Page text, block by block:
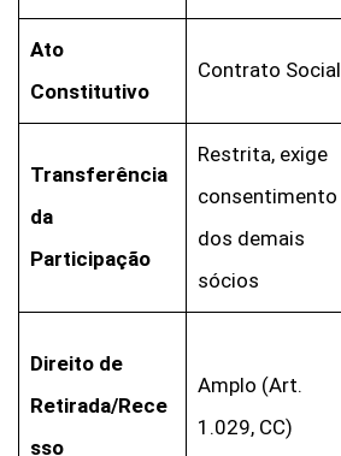
Ato
Constitutivo
Contrato Social
Transferência
da
Participação
Restrita, exige
consentimento
dos demais
sócios
Direito de
Retirada/Rece
sso
Amplo (Art.
1.029, CC)